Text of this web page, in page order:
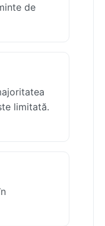
de
limitată.